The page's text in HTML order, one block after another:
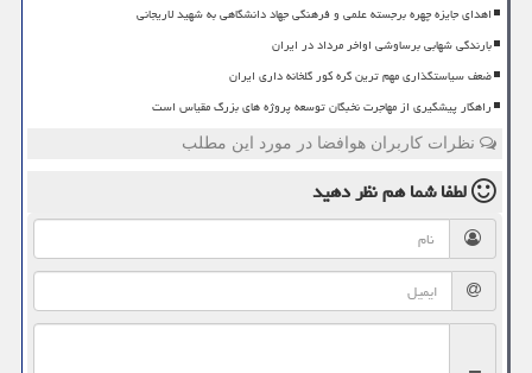
اهدای جایزه چهره برجسته علمی و فرهنگی جهاد دانشگاهی به شهید لاریجانی
بارندگی شهابی برساوشی اواخر مرداد در ایران
ضعف سیاستگذاری مهم ترین گره کور گلخانه داری ایران
راهکار پیشگیری از مهاجرت نخبگان توسعه پروژه های بزرگ مقیاس است
نظرات کاربران هوافضا در مورد این مطلب
لطفا شما همنظر دهید